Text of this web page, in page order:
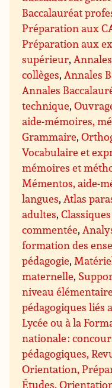
Baccalauréat
Préparation aux
Préparation aux
supérieur, Annales
collèges, Annales
Annales
technique,
aide-mémoires,
Grammaire,
Vocabulaire et
mémoires et
Mémentos, aide-
langues, Atlas
adultes,
commentée,
formation des
pédagogie,
maternelle,
niveau élémentaire
pédagogiques liés
Lycée ou à la
nationale :
pédagogiques,
Orientation,
Études,